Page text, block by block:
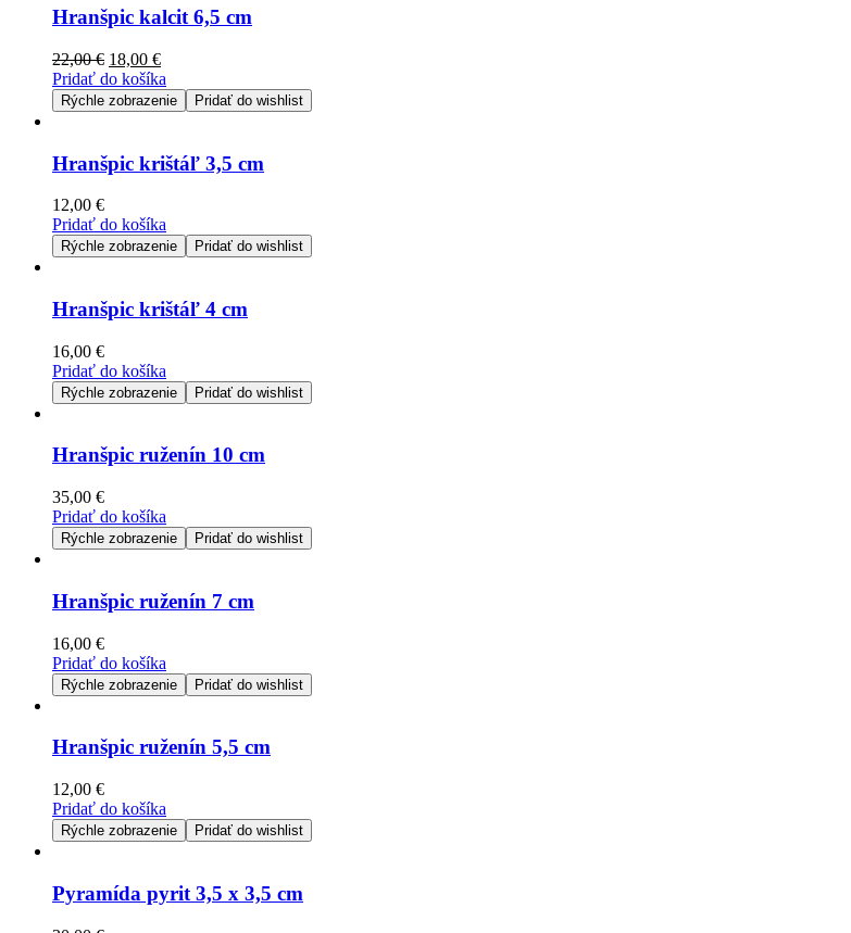
Hranšpic kalcit 6,5 cm
22,00€ 18,00 €
Pridať do košíka
Rýchle zobrazenie Pridať do wishlist
Hranšpic krištáľ 3,5 cm
12,00 €
Pridať do košíka
Rýchle zobrazenie Pridať do wishlist
Hranšpic krištáľ 4 cm
16,00 €
Pridať do košíka
Rýchle zobrazenie Pridať do wishlist
Hranšpic ruženín 10 cm
35,00 €
Pridať do košíka
Rýchle zobrazenie Pridať do wishlist
Hranšpic ruženín 7 cm
16,00 €
Pridať do košíka
Rýchle zobrazenie Pridať do wishlist
Hranšpic ruženín 5,5 cm
12,00 €
Pridať do košíka
Rýchle zobrazenie Pridať do wishlist
Pyramída pyrit 3,5 x 3,5 cm